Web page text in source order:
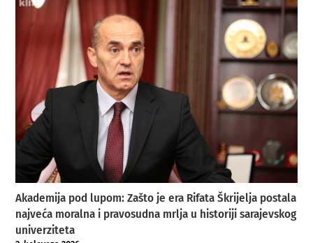
Akademija pod lupom: Zašto je era Rifata Škrijelja postala
najveća moralna i pravosudna mrlja u historiji sarajevskog
univerziteta